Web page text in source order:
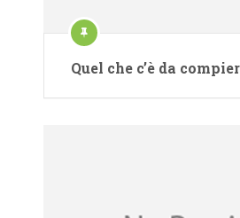
Quel che c’è da